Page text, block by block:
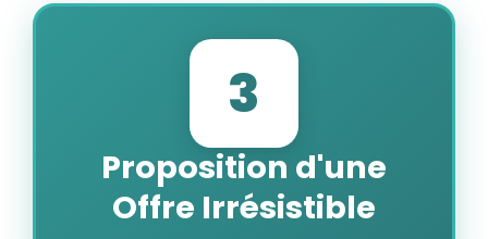
3
Proposition d'une
Offre Irrésistible